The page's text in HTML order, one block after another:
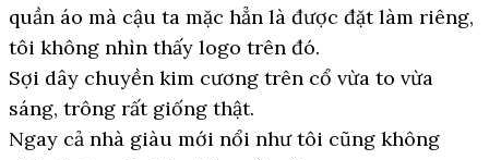
quần áo mà cậu ta mặc hẳn là được đặt làm riêng,
tôi không nhìn thấy logo trên đó.
Sợi dây chuyền kim cương trên cổ vừa to vừa
sáng, trông rất giống thật.
Ngay cả nhà giàu mới nổi như tôi cũng không